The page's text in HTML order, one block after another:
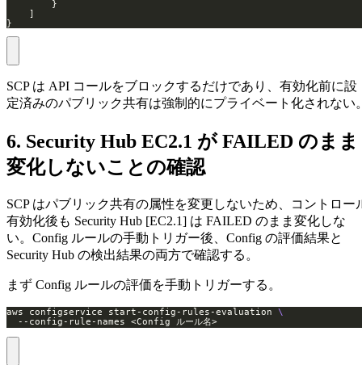
}
SCP は API コールをブロックするだけであり、有効化前に設
定済みのパブリック共有は強制的にプライベート化されない
6. Security Hub EC2.1 が FAILED のまま
変化しないことの確認
SCP はパブリック共有の属性を変更しないため、コントロー
有効化後も Security Hub [EC2.1] は FAILED のまま変化しな
い。Config ルールの手動トリガー後、Config の評価結果と
Security Hub の検出結果の両方で確認する。
まず Config ルールの評価を手動トリガーする。
aws configservice start-config-rules-evaluation
  --config-rule-names <Config ルール名>